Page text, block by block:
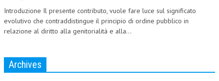
MATERIALE DIDATTICO
INVITI E PROMOZIONI
Introduzione Il presente contributo, vuole fare luce sul significato
evolutivo che contraddistingue il principio di ordine pubblico in
relazione al diritto alla genitorialità e alla...
Archives